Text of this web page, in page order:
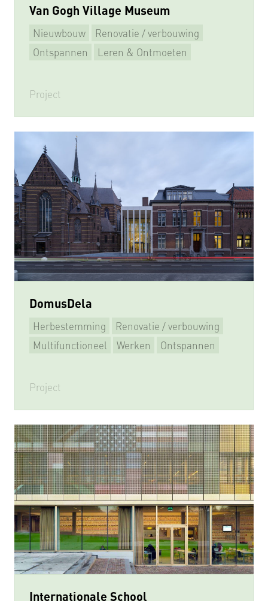
Van Gogh Village Museum
Nieuwbouw
Renovatie / verbouwing
Ontspannen
Leren & Ontmoeten
Project
DomusDela
Herbestemming
Renovatie / verbouwing
Multifunctioneel
Werken
Ontspannen
Project
Internationale School